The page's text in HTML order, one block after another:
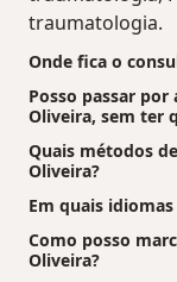
traumatologia.
Onde fica o
Posso passar
Oliveira, sem ter
Quais métodos
Oliveira?
Em quais
Como posso
Oliveira?